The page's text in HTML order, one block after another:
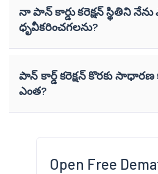
నా పాన్ కార్డు కరెక్షన్ స్థితిని
ధృవీకరించగలను?
పాన్ కార్డ్ కరెక్షన్ కొరకు
ఎంత?
Open Free